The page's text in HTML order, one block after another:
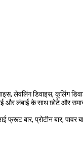
लेवलिंग डिवाइस, कूलिंग
और लंबाई के साथ छोटे और
फ्रूट बार, प्रोटीन बार,